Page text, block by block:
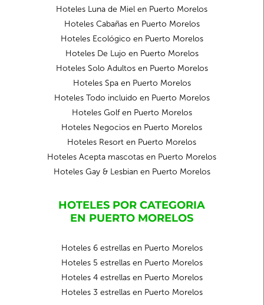
Hoteles Luna de Miel en Puerto Morelos
Hoteles Cabañas en Puerto Morelos
Hoteles Ecológico en Puerto Morelos
Hoteles De Lujo en Puerto Morelos
Hoteles Solo Adultos en Puerto Morelos
Hoteles Spa en Puerto Morelos
Hoteles Todo incluido en Puerto Morelos
Hoteles Golf en Puerto Morelos
Hoteles Negocios en Puerto Morelos
Hoteles Resort en Puerto Morelos
Hoteles Acepta mascotas en Puerto Morelos
Hoteles Gay & Lesbian en Puerto Morelos
HOTELES POR CATEGORIA
EN PUERTO MORELOS
Hoteles 6 estrellas en Puerto Morelos
Hoteles 5 estrellas en Puerto Morelos
Hoteles 4 estrellas en Puerto Morelos
Hoteles 3 estrellas en Puerto Morelos